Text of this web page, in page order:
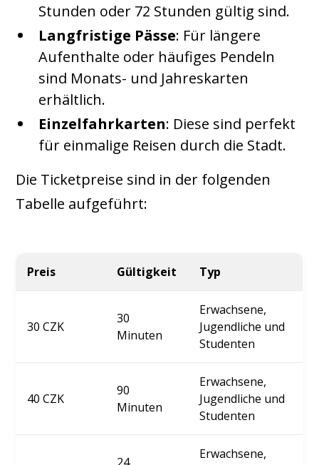
Stunden oder 72 Stunden gültig sind.
Langfristige Pässe: Für längere
Aufenthalte oder häufiges Pendeln
sind Monats- und Jahreskarten
erhältlich.
Einzelfahrkarten: Diese sind perfekt
für einmalige Reisen durch die Stadt.
Die Ticketpreise sind in der folgenden
Tabelle aufgeführt:
Preis Gültigkeit Typ
30 CZK
30
Minuten
Erwachsene,
Jugendliche und
Studenten
40 CZK
90
Minuten
Erwachsene,
Jugendliche und
Studenten
Erwachsene,